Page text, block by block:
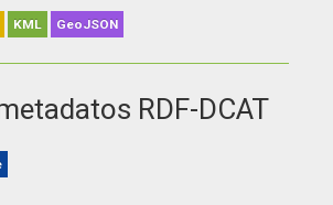
KML GeoJSON
RDF-DCAT